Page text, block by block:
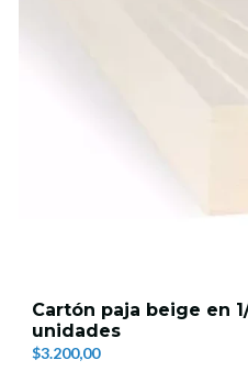
Cartón paja beige en
unidades
$3.200,00